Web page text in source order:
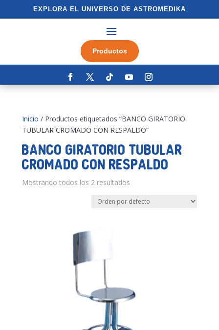
EXPLORA EL UNIVERSO DE ASTROMEDIKA
Productos
Inicio / Productos etiquetados “BANCO GIRATORIO
TUBULAR CROMADO CON RESPALDO”
BANCO GIRATORIO TUBULAR
CROMADO CON RESPALDO
Mostrando todos los 2 resultados